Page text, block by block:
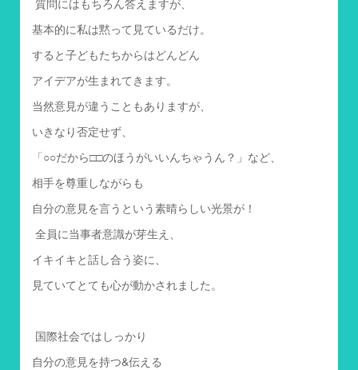
質問にはもちろん答えますが、
基本的に私は黙って見ているだけ。
すると子どもたちからはどんどん
アイデアが生まれてきます。
当然意見が違うこともありますが、
いきなり否定せず、
「○○だから□□のほうがいいんちゃうん？」など、
相手を尊重しながらも
自分の意見を言うという素晴らしい光景が！
全員に当事者意識が芽生え、
イキイキと話し合う姿に、
見ていてとても心が動かされました。
国際社会ではしっかり
自分の意見を持つ&伝える